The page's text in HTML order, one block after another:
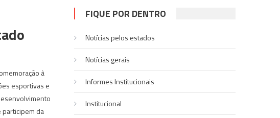
à
esportivas e
participem da
FIQUE POR DENTRO
Notícias pelos estados
Notí­cias gerais
Informes Institucionais
Institucional